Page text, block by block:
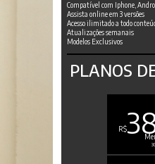
Compatível com Iphone,
Assista online em 3 versões
Acesso ilimitado a todo
Atualizações semanais
Modelos Exclusivos
PLANOS
R$